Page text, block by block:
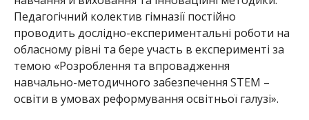
Педагогічний колектив гімназії постійно
проводить дослідно-експериментальні роботи на
обласному рівні та бере участь в експерименті за
темою «Розроблення та впровадження
навчально-методичного забезпечення STEM –
освіти в умовах реформування освітньої галузі».